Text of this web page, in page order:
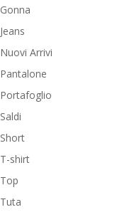
Gonna
Jeans
Nuovi Arrivi
Pantalone
Portafoglio
Saldi
Short
T-shirt
Top
Tuta